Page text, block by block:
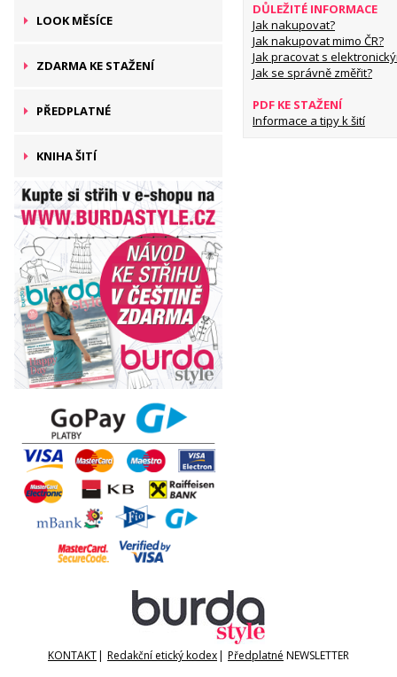
LOOK MĚSÍCE
ZDARMA KE STAŽENÍ
PŘEDPLATNÉ
KNIHA ŠITÍ
DŮLEŽITÉ INFORMACE
Jak nakupovat?
Jak nakupovat mimo ČR?
Jak pracovat s
Jak se správně změřit?
PDF KE STAŽENÍ
Informace a tipy k šití
KONTAKT| Redakční etický kodex| Předplatné NEWSLETTER